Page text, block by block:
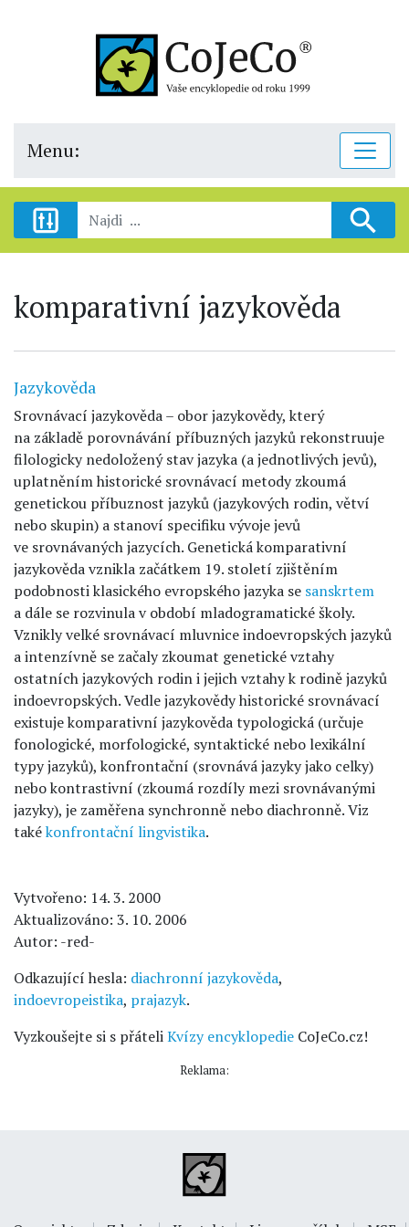
Menu:
komparativní jazykověda
Jazykověda
Srovnávací jazykověda – obor jazykovědy, který
na základě porovnávání příbuzných jazyků rekonstruuje
filologicky nedoložený stav jazyka (a jednotlivých jevů),
uplatněním historické srovnávací metody zkoumá
genetickou příbuznost jazyků (jazykových rodin, větví
nebo skupin) a stanoví specifiku vývoje jevů
ve srovnávaných jazycích. Genetická komparativní
jazykověda vznikla začátkem 19. století zjištěním
podobnosti klasického evropského jazyka se sanskrtem
a dále se rozvinula v období mladogramatické školy.
Vznikly velké srovnávací mluvnice indoevropských jazyků
a intenzívně se začaly zkoumat genetické vztahy
ostatních jazykových rodin i jejich vztahy k rodině jazyků
indoevropských. Vedle jazykovědy historické srovnávací
existuje komparativní jazykověda typologická (určuje
fonologické, morfologické, syntaktické nebo lexikální
typy jazyků), konfrontační (srovnává jazyky jako celky)
nebo kontrastivní (zkoumá rozdíly mezi srovnávanými
jazyky), je zaměřena synchronně nebo diachronně. Viz
takékonfrontační lingvistika.
Vytvořeno: 14. 3. 2000
Aktualizováno: 3. 10. 2006
Autor: -red-
Odkazující hesla: diachronní jazykověda,
indoevropeistika, prajazyk.
Vyzkoušejte si s přáteliKvízy encyklopedie CoJeCo.cz!
Reklama: